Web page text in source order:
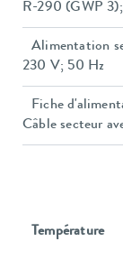
R-290 (GWP
Alimentation
230 V; 50 Hz
Fiche
Câble secteur
Température